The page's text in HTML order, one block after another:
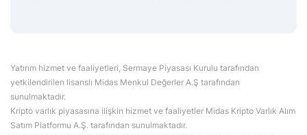
Yatırım hizmet ve faaliyetleri, Sermaye Piyasası Kurulu tarafından
yetkilendirilen lisanslı Midas Menkul Değerler A.Ş tarafından
sunulmaktadır.
Kripto varlık piyasasına ilişkin hizmet ve faaliyetler Midas Kripto Varlık Alım
Satım Platformu A.Ş. tarafından sunulmaktadır.